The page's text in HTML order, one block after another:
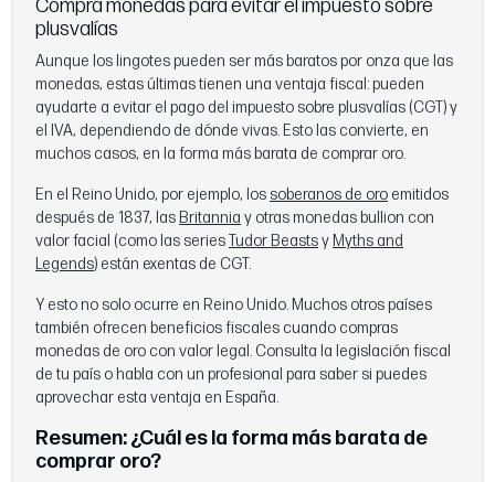
Compra monedas para evitar el impuesto sobre
plusvalías
Aunque los lingotes pueden ser más baratos por onza que las
monedas, estas últimas tienen una ventaja fiscal: pueden
ayudarte a evitar el pago del impuesto sobre plusvalías (CGT) y
el IVA, dependiendo de dónde vivas. Esto las convierte, en
muchos casos, en la forma más barata de comprar oro.
En el Reino Unido, por ejemplo, los soberanos de oro emitidos
después de 1837, las Britannia y otras monedas bullion con
valor facial (como las seriesTudor Beastsy Myths and
Legends) están exentas de CGT.
Y esto no solo ocurre en Reino Unido. Muchos otros países
también ofrecen beneficios fiscales cuando compras
monedas de oro con valor legal. Consulta la legislación fiscal
de tu país o habla con un profesional para saber si puedes
aprovechar esta ventaja en España.
Resumen: ¿Cuál es la forma más barata de
comprar oro?